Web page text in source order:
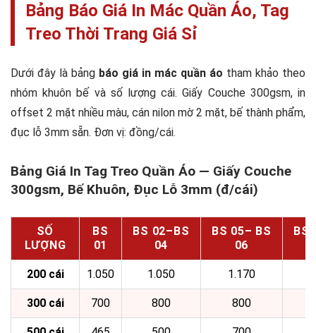
Bảng Báo Giá In Mác Quần Áo, Tag
Treo Thời Trang Giá Sỉ
Dưới đây là bảng báo giá in mác quần áo tham khảo theo
nhóm khuôn bế và số lượng cái. Giấy Couche 300gsm, in
offset 2 mặt nhiều màu, cán nilon mờ 2 mặt, bế thành phẩm,
đục lỗ 3mm sẵn. Đơn vị: đồng/cái.
Bảng Giá In Tag Treo Quần Áo — Giấy Couche
300gsm, Bế Khuôn, Đục Lỗ 3mm (đ/cái)
SỐ
LƯỢNG
BS
01
BS 02–BS
04
BS 05– BS
06
BS
200 cái 1.050 1.050 1.170
300 cái 700 800 800